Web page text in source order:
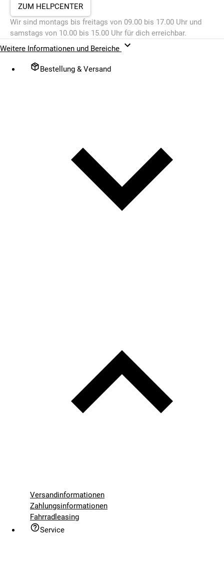
ZUM HELPCENTER
Wir sind montags bis freitags von 09.00 bis 17.00 Uhr und
samstags von 10.00 bis 15.00 Uhr für dich erreichbar.
Weitere Informationen und Bereiche
Bestellung & Versand
Versandinformationen
Zahlungsinformationen
Fahrradleasing
Service